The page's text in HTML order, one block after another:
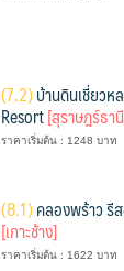
(7.2)บ้านดินเชี่ยวห
Resort[สุราษฎร์ธา
ราคาเริ่มต้น : 1248 บาท
(8.1)คลองพร้าว รี
[เกาะช้าง]
ราคาเริ่มต้น : 1622 บาท